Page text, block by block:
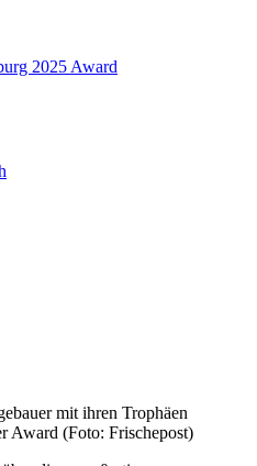
2025 Award
mit ihren Trophäen
Award (Foto: Frischepost)